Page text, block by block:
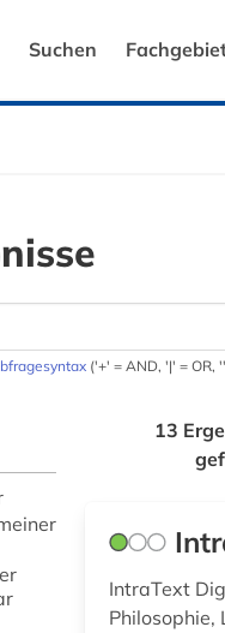
Suchen
('+' = AND, '|' = OR,
13
IntraText
Philosophie,